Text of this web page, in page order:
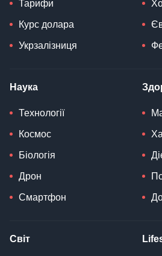
Тарифи
Курс долара
Укрзалізниця
Наука
Технології
Космос
Біологія
Дрон
Смартфон
Світ